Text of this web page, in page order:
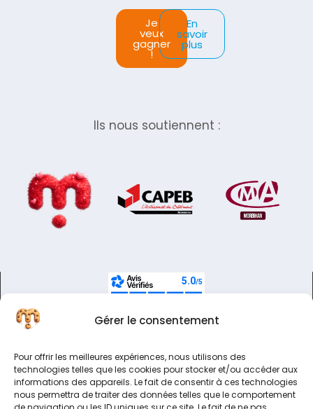
Gérer le consentement
Pour offrir les meilleures expériences, nous utilisons des
technologies telles que les cookies pour stocker et/ou accéder aux
informations des appareils. Le fait de consentir à ces technologies
nous permettra de traiter des données telles que le comportement
Je
veux
gagner
!
En
savoir
plus
Ils nous soutiennent :